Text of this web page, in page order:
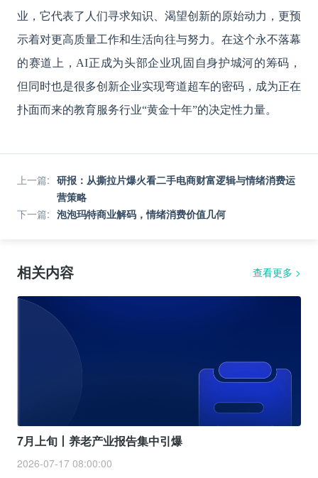
业，它代表了人们寻求知识、渴望创新的原始动力，更预
示着对更高质量工作和生活向往与努力。在这个永不落幕
的赛道上，AI正成为头部企业巩固自身护城河的筹码，
但同时也是很多创新企业实现弯道超车的密码，成为正在
扑面而来的教育服务行业“黄金十年”的决定性力量。
上一篇: 研报：从撕拉片爆火看二手电商财富逻辑与情绪消费运
营策略
下一篇: 泡泡玛特商业解码，情绪消费价值几何
相关内容 查看更多 >
7月上旬丨养老产业报告集中引爆
2026-07-17 08:00:00